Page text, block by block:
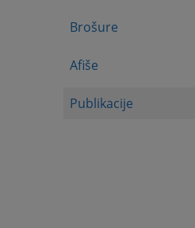
Brošure
Afiše
Publikacije